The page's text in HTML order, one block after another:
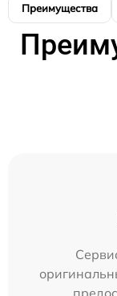
Преимущества